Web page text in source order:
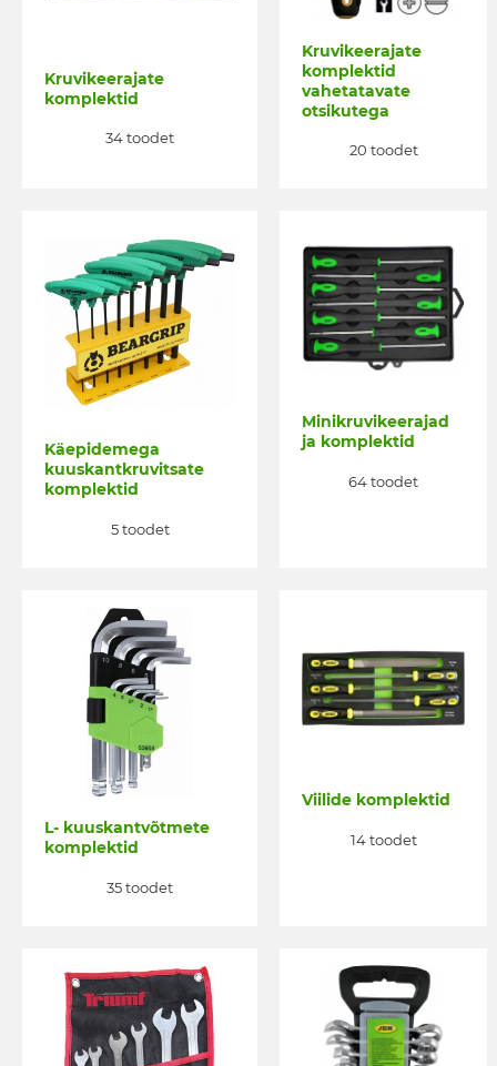
Kruvikeerajate
komplektid
34 toodet
Kruvikeerajate
komplektid
vahetatavate
otsikutega
20 toodet
Käepidemega
kuuskantkruvitsate
komplektid
5 toodet
Minikruvikeerajad
ja komplektid
64 toodet
L- kuuskantvõtmete
komplektid
35 toodet
Viilide komplektid
14 toodet